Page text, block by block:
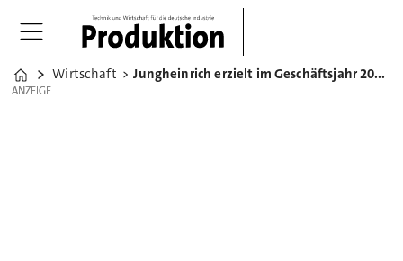
Home
Wirtschaft Jungheinrich erzielt im Geschäftsjahr 2023 Rekordwerte
ANZEIGE
ANZEIGE